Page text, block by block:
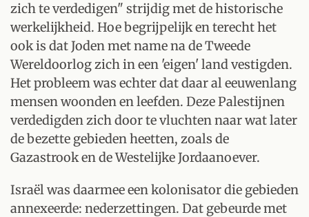
zich te verdedigen" strijdig met de historische
werkelijkheid. Hoe begrijpelijk en terecht het
ook is dat Joden met name na de Tweede
Wereldoorlog zich in een 'eigen' land vestigden.
Het probleem was echter dat daar al eeuwenlang
mensen woonden en leefden. Deze Palestijnen
verdedigden zich door te vluchten naar wat later
de bezette gebieden heetten, zoals de
Gazastrook en de Westelijke Jordaanoever.
Israël was daarmee een kolonisator die gebieden
annexeerde: nederzettingen. Dat gebeurde met